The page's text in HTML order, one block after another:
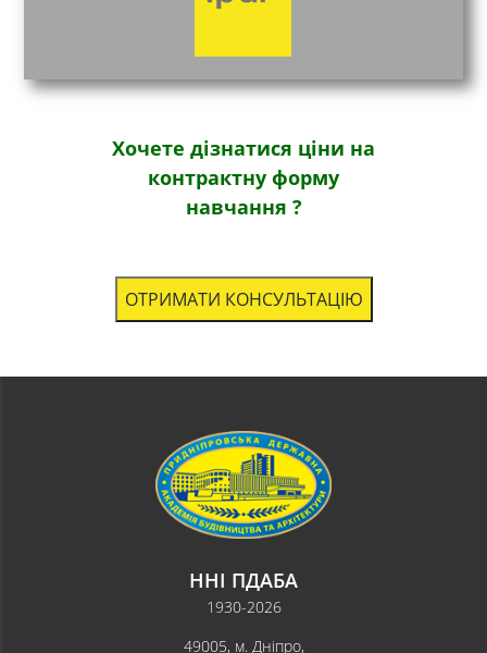
Хочете дізнатися ціни на
контрактну форму
навчання ?
ОТРИМАТИ КОНСУЛЬТАЦІЮ
ННІ ПДАБА
1930-2026
49005, м. Дніпро,